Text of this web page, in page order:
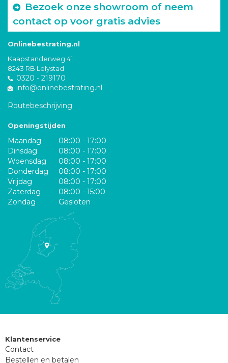
Bezoek onze showroom of neem
contact op voor gratis advies
Onlinebestrating.nl
Kaapstanderweg 41
8243 RB Lelystad
0320 - 219170
info@onlinebestrating.nl
Routebeschrijving
Openingstijden
Maandag
08:00 - 17:00
Dinsdag
08:00 - 17:00
Woensdag
08:00 - 17:00
Donderdag
08:00 - 17:00
Vrijdag
08:00 - 17:00
Zaterdag
08:00 - 15:00
Zondag
Gesloten
Klantenservice
Contact
Bestellen en betalen